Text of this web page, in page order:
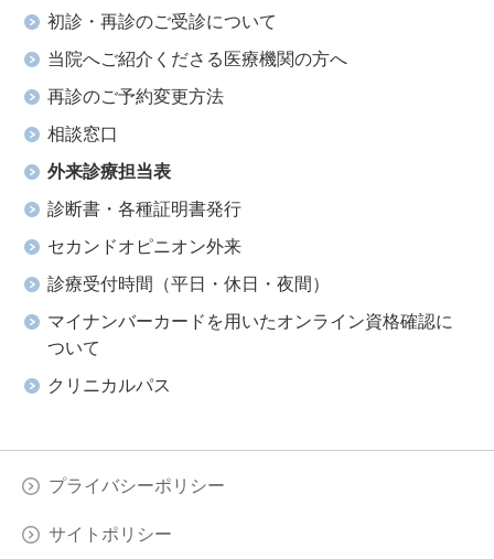
初診・再診のご受診について
当院へご紹介くださる医療機関の方へ
再診のご予約変更方法
相談窓口
外来診療担当表
診断書・各種証明書発行
セカンドオピニオン外来
診療受付時間（平日・休日・夜間）
マイナンバーカードを用いたオンライン資格確認に
ついて
クリニカルパス
プライバシーポリシー
サイトポリシー